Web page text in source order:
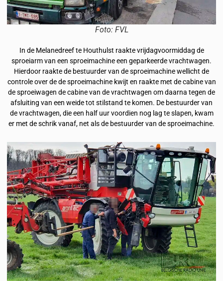
Foto: FVL
In de Melanedreef te Houthulst raakte vrijdagvoormiddag de
sproeiarm van een sproeimachine een geparkeerde vrachtwagen.
Hierdoor raakte de bestuurder van de sproeimachine wellicht de
controle over de de sproeimachine kwijt en raakte met de cabine van
de sproeiwagen de cabine van de vrachtwagen om daarna tegen de
afsluiting van een weide tot stilstand te komen. De bestuurder van
de vrachtwagen, die een half uur voordien nog lag te slapen, kwam
er met de schrik vanaf, net als de bestuurder van de sproeimachine.